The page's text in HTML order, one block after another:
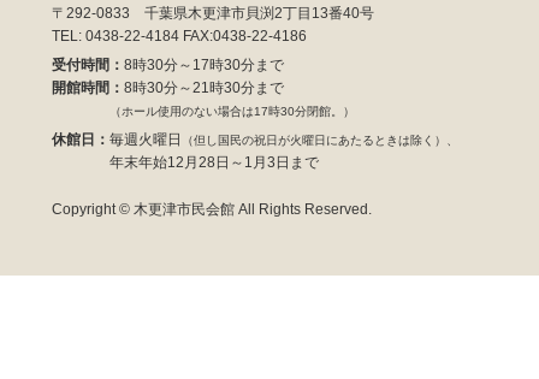
〒292-0833 千葉県木更津市貝渕2丁目13番40号
TEL: 0438-22-4184 FAX:0438-22-4186
受付時間： 8時30分～17時30分まで
開館時間： 8時30分～21時30分まで
（ホール使用のない場合は17時30分閉館。）
休館日： 毎週火曜日 （但し国民の祝日が火曜日にあたるときは除く）、
年末年始12月28日～1月3日まで
Copyright © 木更津市民会館 All Rights Reserved.